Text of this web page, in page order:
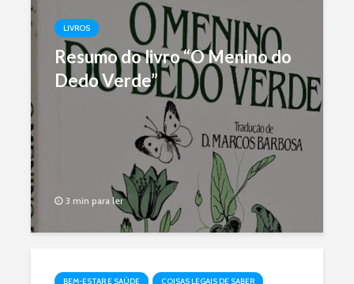
LIVROS
Resumo do livro “O Menino do
Dedo Verde”
3 min para ler
BEM-ESTAR E SAÚDE
COISAS LEGAIS DE SABER